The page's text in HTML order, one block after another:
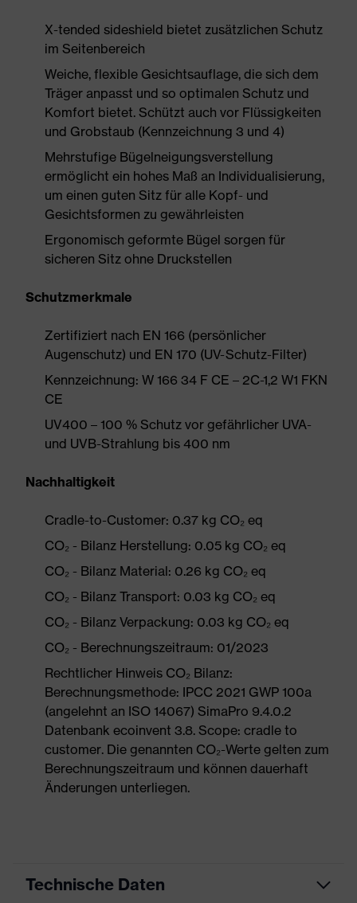
X-tended sideshield bietet zusätzlichen Schutz
im Seitenbereich
Weiche, flexible Gesichtsauflage, die sich dem
Träger anpasst und so optimalen Schutz und
Komfort bietet. Schützt auch vor Flüssigkeiten
und Grobstaub (Kennzeichnung 3 und 4)
Mehrstufige Bügelneigungsverstellung
ermöglicht ein hohes Maß an Individualisierung,
um einen guten Sitz für alle Kopf- und
Gesichtsformen zu gewährleisten
Ergonomisch geformte Bügel sorgen für
sicheren Sitz ohne Druckstellen
Schutzmerkmale
Zertifiziert nach EN 166 (persönlicher
Augenschutz) und EN 170 (UV-Schutz-Filter)
Kennzeichnung: W 166 34 F CE – 2C-1,2 W1 FKN
CE
UV400 – 100 % Schutz vor gefährlicher UVA-
und UVB-Strahlung bis 400 nm
Nachhaltigkeit
Cradle-to-Customer: 0.37 kg CO₂ eq
CO₂ - Bilanz Herstellung: 0.05 kg CO₂ eq
CO₂ - Bilanz Material: 0.26 kg CO₂ eq
CO₂ - Bilanz Transport: 0.03 kg CO₂ eq
CO₂ - Bilanz Verpackung: 0.03 kg CO₂ eq
CO₂ - Berechnungszeitraum: 01/2023
Rechtlicher Hinweis CO₂ Bilanz:
Berechnungsmethode: IPCC 2021 GWP 100a
(angelehnt an ISO 14067) SimaPro 9.4.0.2
Datenbank ecoinvent 3.8. Scope: cradle to
customer. Die genannten CO₂-Werte gelten zum
Berechnungszeitraum und können dauerhaft
Änderungen unterliegen.
Technische Daten